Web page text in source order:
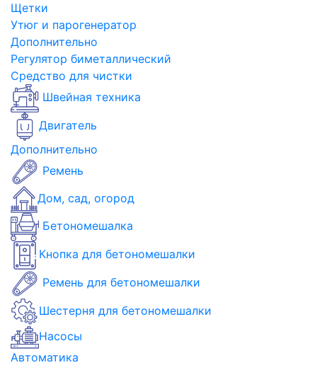
Щетки
Утюг и парогенератор
Дополнительно
Регулятор биметаллический
Средство для чистки
Швейная техника
Двигатель
Дополнительно
Ремень
Дом, сад, огород
Бетономешалка
Кнопка для бетономешалки
Ремень для бетономешалки
Шестерня для бетономешалки
Насосы
Автоматика